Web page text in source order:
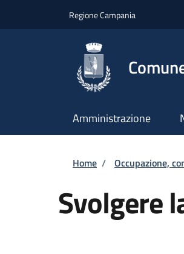
Regione Campania
Amministrazione
Briciole di
Home / Occupazione,
Svolgere